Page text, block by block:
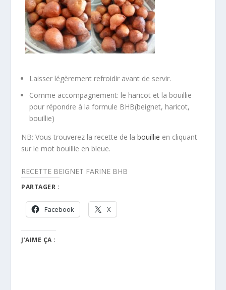
Laisser légèrement refroidir avant de servir.
Comme accompagnement: le haricot et la bouillie
pour répondre à la formule BHB(beignet, haricot,
bouillie)
NB: Vous trouverez la recette de labouillie en cliquant
sur le mot bouillie en bleue.
RECETTE BEIGNET FARINE BHB
PARTAGER :
Facebook X
J’AIME ÇA :